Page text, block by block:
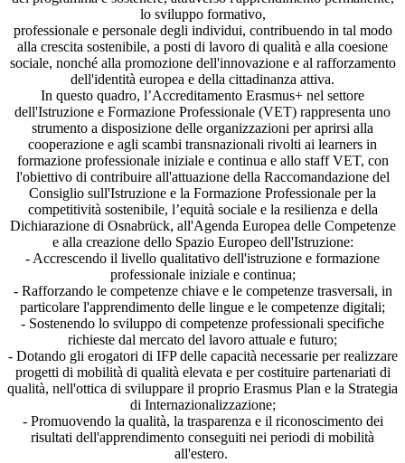
lo sviluppo formativo,
professionale e personale degli individui, contribuendo in tal modo
alla crescita sostenibile, a posti di lavoro di qualità e alla coesione
sociale, nonché alla promozione dell'innovazione e al rafforzamento
dell'identità europea e della cittadinanza attiva.
In questo quadro, l’Accreditamento Erasmus+ nel settore
dell'Istruzione e Formazione Professionale (VET) rappresenta uno
strumento a disposizione delle organizzazioni per aprirsi alla
cooperazione e agli scambi transnazionali rivolti ai learners in
formazione professionale iniziale e continua e allo staff VET, con
l'obiettivo di contribuire all'attuazione della Raccomandazione del
Consiglio sull'Istruzione e la Formazione Professionale per la
competitività sostenibile, l’equità sociale e la resilienza e della
Dichiarazione di Osnabrück, all'Agenda Europea delle Competenze
e alla creazione dello Spazio Europeo dell'Istruzione:
- Accrescendo il livello qualitativo dell'istruzione e formazione
professionale iniziale e continua;
- Rafforzando le competenze chiave e le competenze trasversali, in
particolare l'apprendimento delle lingue e le competenze digitali;
- Sostenendo lo sviluppo di competenze professionali specifiche
richieste dal mercato del lavoro attuale e futuro;
- Dotando gli erogatori di IFP delle capacità necessarie per realizzare
progetti di mobilità di qualità elevata e per costituire partenariati di
qualità, nell'ottica di sviluppare il proprio Erasmus Plan e la Strategia
di Internazionalizzazione;
- Promuovendo la qualità, la trasparenza e il riconoscimento dei
risultati dell'apprendimento conseguiti nei periodi di mobilità
all'estero.